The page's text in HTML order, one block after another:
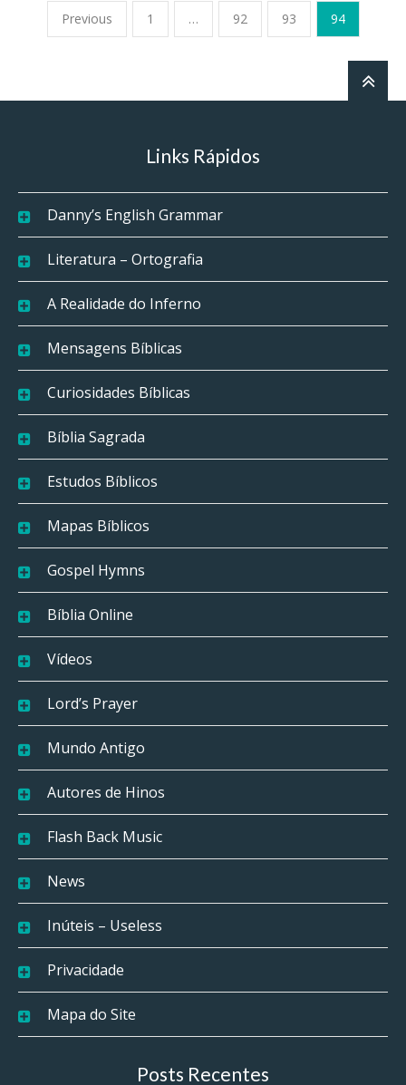
Previous 1 … 92 93 94
Links Rápidos
Danny’s English Grammar
Literatura – Ortografia
A Realidade do Inferno
Mensagens Bíblicas
Curiosidades Bíblicas
Bíblia Sagrada
Estudos Bíblicos
Mapas Bíblicos
Gospel Hymns
Bíblia Online
Vídeos
Lord’s Prayer
Mundo Antigo
Autores de Hinos
Flash Back Music
News
Inúteis – Useless
Privacidade
Mapa do Site
Posts Recentes